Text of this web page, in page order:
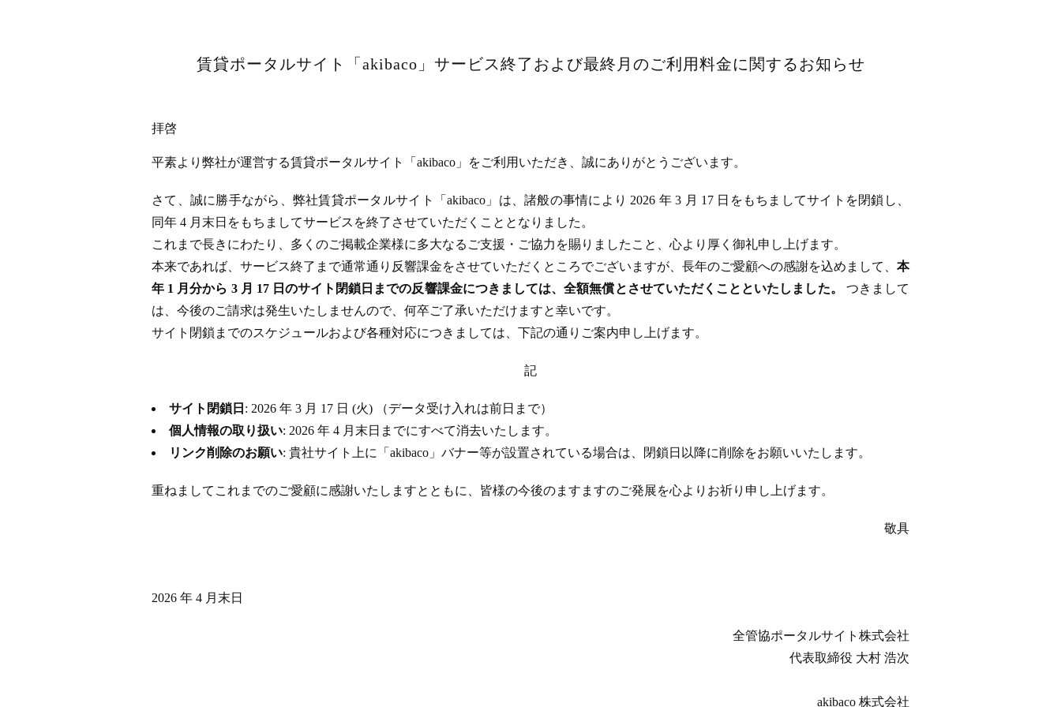
賃貸ポータルサイト「akibaco」サービス終了および最終月のご利用料金に関するお知らせ
拝啓
平素より弊社が運営する賃貸ポータルサイト「akibaco」をご利用いただき、誠にありがとうございます。
さて、誠に勝手ながら、弊社賃貸ポータルサイト「akibaco」は、諸般の事情により 2026 年 3 月 17 日をもちましてサイトを閉鎖し、
同年 4 月末日をもちましてサービスを終了させていただくこととなりました。
これまで長きにわたり、多くのご掲載企業様に多大なるご支援・ご協力を賜りましたこと、心より厚く御礼申し上げます。
本来であれば、サービス終了まで通常通り反響課金をさせていただくところでございますが、長年のご愛顧への感謝を込めまして、 本
年 1 月分から 3 月 17 日のサイト閉鎖日までの反響課金につきましては、全額無償とさせていただくことといたしました。 つきまして
は、今後のご請求は発生いたしませんので、何卒ご了承いただけますと幸いです。
サイト閉鎖までのスケジュールおよび各種対応につきましては、下記の通りご案内申し上げます。
記
サイト閉鎖日 : 2026 年 3 月 17 日 (火) （データ受け入れは前日まで）
個人情報の取り扱い: 2026 年 4 月末日までにすべて消去いたします。
リンク削除のお願い: 貴社サイト上に「akibaco」バナー等が設置されている場合は、閉鎖日以降に削除をお願いいたします。
重ねましてこれまでのご愛顧に感謝いたしますとともに、皆様の今後のますますのご発展を心よりお祈り申し上げます。
敬具
2026 年 4 月末日
全管協ポータルサイト株式会社
代表取締役 大村 浩次
akibaco 株式会社